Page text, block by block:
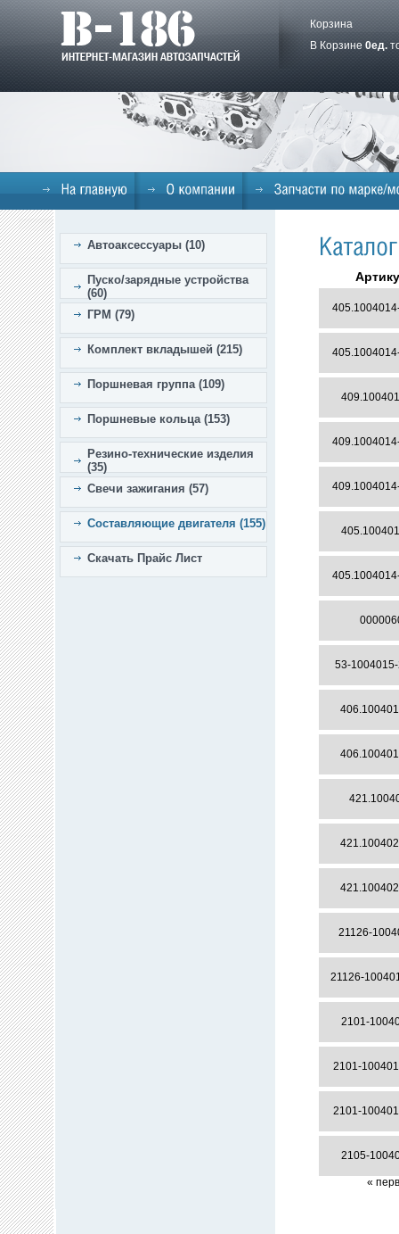
Корзина
В Корзине 0ед.
Автоаксессуары (10)
Пуско/зарядные устройства
(60)
ГРМ (79)
Комплект вкладышей (215)
Поршневая группа (109)
Поршневые кольца (153)
Резино-технические изделия
(35)
Свечи зажигания (57)
Составляющие двигателя (155)
Скачать Прайс Лист
53-
21126-
21126-
2101-
2101-
2101-
2105-
«